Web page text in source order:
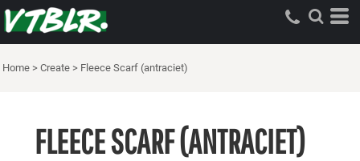
Home > Create > Fleece Scarf (antraciet)
FLEECE SCARF (ANTRACIET)